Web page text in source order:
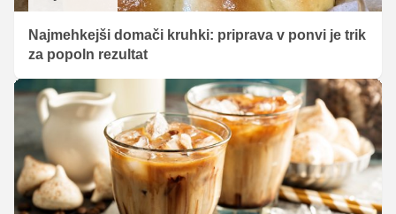
Najmehkejši domači kruhki: priprava v ponvi je trik
za popoln rezultat